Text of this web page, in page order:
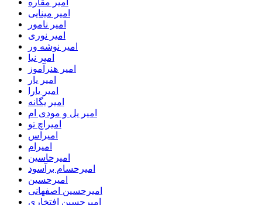
امیر مینایی
امیر نامور
امیر نوری
امیر نوشه ور
امیر نیا
امیر هنرآموز
امیر یار
امیر یارا
امیر یگانه
امیر یل و مودی ام
امیراچ تو
امیراس
امیرام
امیرحاسین
امیرحسام برآسود
امیرحسین
امیرحسین اصفهانی
امیرحسین افتخاری